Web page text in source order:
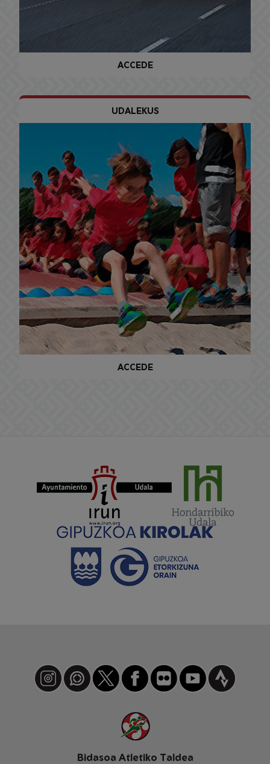
ACCEDE
UDALEKUS
ACCEDE
InstagramWhatsApp
X Facebook
Flickr Youtube
Bidasoa Atletiko Taldea